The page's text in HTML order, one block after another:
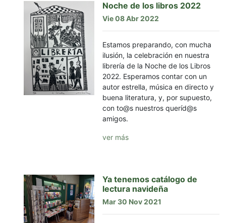
Noche de los libros 2022
Vie 08 Abr 2022
Estamos preparando, con mucha
ilusión, la celebración en nuestra
librería de la Noche de los Libros
2022. Esperamos contar con un
autor estrella, música en directo y
buena literatura, y, por supuesto,
con to@s nuestros queríd@s
amigos.
ver más
Ya tenemos catálogo de
lectura navideña
Mar 30 Nov 2021